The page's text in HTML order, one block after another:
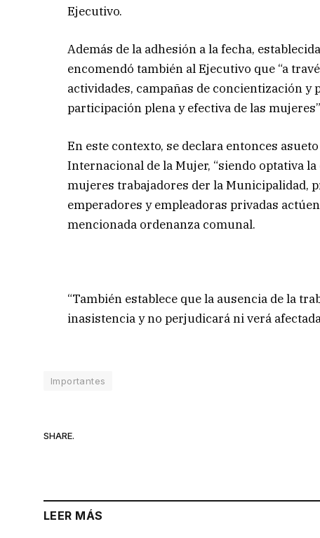
Ejecutivo.
Además de la adhesión a la fecha,
encomendó también al Ejecutivo que “a
actividades, campañas de concientización
participación plena y efectiva de las
En este contexto, se declara entonces
Internacional de la Mujer, “siendo optativa
mujeres trabajadores der la Municipalidad,
emperadores y empleadoras privadas
mencionada ordenanza comunal.
“También establece que la ausencia de la
inasistencia y no perjudicará ni verá
Importantes
SHARE.
LEER MÁS